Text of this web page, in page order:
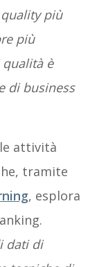
più
più
è
di business
attività
tramite
, esplora
dati di